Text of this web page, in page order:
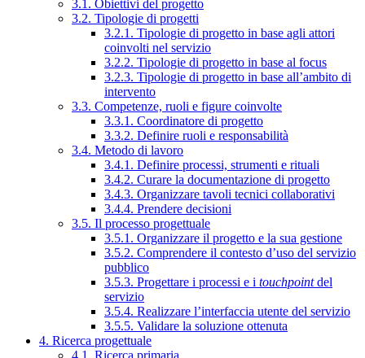
3.1. Obiettivi del progetto
3.2. Tipologie di progetti
3.2.1. Tipologie di progetto in base agli attori
coinvolti nel servizio
3.2.2. Tipologie di progetto in base al focus
3.2.3. Tipologie di progetto in base all’ambito di
intervento
3.3. Competenze, ruoli e figure coinvolte
3.3.1. Coordinatore di progetto
3.3.2. Definire ruoli e responsabilità
3.4. Metodo di lavoro
3.4.1. Definire processi, strumenti e rituali
3.4.2. Curare la documentazione di progetto
3.4.3. Organizzare tavoli tecnici collaborativi
3.4.4. Prendere decisioni
3.5. Il processo progettuale
3.5.1. Organizzare il progetto e la sua gestione
3.5.2. Comprendere il contesto d’uso del servizio
pubblico
3.5.3. Progettare i processi e i touchpointdel
servizio
3.5.4. Realizzare l’interfaccia utente del servizio
3.5.5. Validare la soluzione ottenuta
4. Ricerca progettuale
4.1. Ricerca primaria